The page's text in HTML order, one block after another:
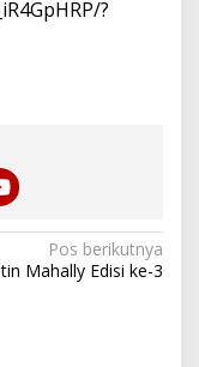
?
Pos berikutnya
Mahally Edisi ke-3